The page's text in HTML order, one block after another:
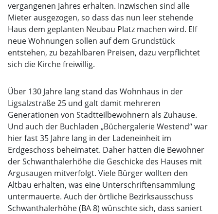
vergangenen Jahres erhalten. Inzwischen sind alle
Mieter ausgezogen, so dass das nun leer stehende
Haus dem geplanten Neubau Platz machen wird. Elf
neue Wohnungen sollen auf dem Grundstück
entstehen, zu bezahlbaren Preisen, dazu verpflichtet
sich die Kirche freiwillig.
Über 130 Jahre lang stand das Wohnhaus in der
Ligsalzstraße 25 und galt damit mehreren
Generationen von Stadtteilbewohnern als Zuhause.
Und auch der Buchladen „Büchergalerie Westend“ war
hier fast 35 Jahre lang in der Ladeneinheit im
Erdgeschoss beheimatet. Daher hatten die Bewohner
der Schwanthalerhöhe die Geschicke des Hauses mit
Argusaugen mitverfolgt. Viele Bürger wollten den
Altbau erhalten, was eine Unterschriftensammlung
untermauerte. Auch der örtliche Bezirksausschuss
Schwanthalerhöhe (BA 8) wünschte sich, dass saniert